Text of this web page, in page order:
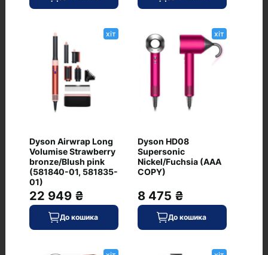
В наявності
Код: K-963046
27 049 ₴
До кошика
Multi-Styler and Dryer
Straight to Wavy Ceramic
Apricot/Topaz (257389-
01) (Global Version)
хіт
Dyson Airwrap Long
Volumise Strawberry
bronze/Blush pink
(581840-01, 581835-
01)
22 949 ₴
До кошика
хіт
Dyson HD08
Supersonic
Nickel/Fuchsia (AAA
COPY)
8 475 ₴
До кошика